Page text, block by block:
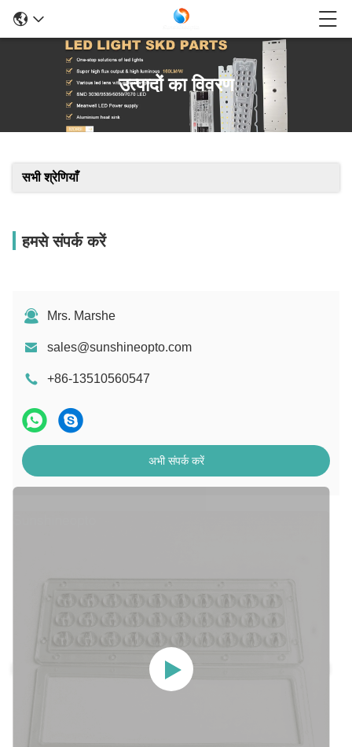
उत्पादों का विवरण
सभी श्रेणियाँ
हमसे संपर्क करें
Mrs. Marshe
sales@sunshineopto.com
+86-13510560547
अभी संपर्क करें